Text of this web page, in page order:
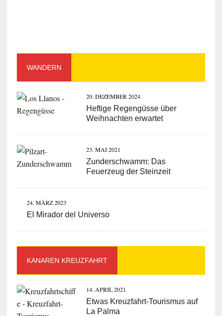
WANDERN
20. DEZEMBER 2024
Heftige Regengüsse über
Weihnachten erwartet
23. MAI 2021
Zunderschwamm: Das
Feuerzeug der Steinzeit
24. MÄRZ 2023
El Mirador del Universo
KANAREN KREUZFAHRT
14. APRIL 2021
Etwas Kreuzfahrt-Tourismus auf
La Palma